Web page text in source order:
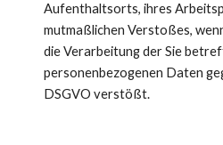
Aufenthaltsorts, ihres
mutmaßlichen Verstoßes,
die Verarbeitung der Sie
personenbezogenen Daten
DSGVO verstößt.